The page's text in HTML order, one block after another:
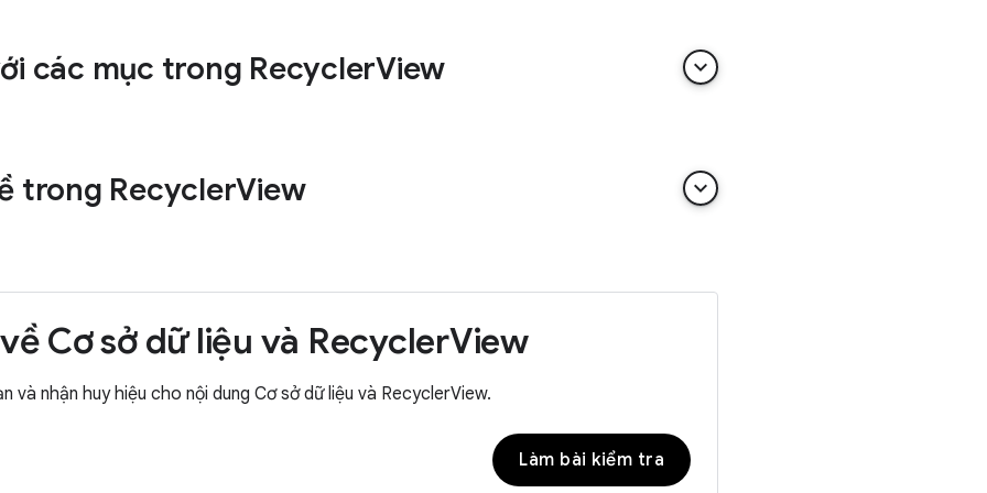
các mục trong RecyclerView keyboard_arrow_down
trong RecyclerView keyboard_arrow_down
Cơ sở dữ liệu và RecyclerView
và nhận huy hiệu cho nội dung Cơ sở dữ liệu và RecyclerView.
Làm bài kiểm tra